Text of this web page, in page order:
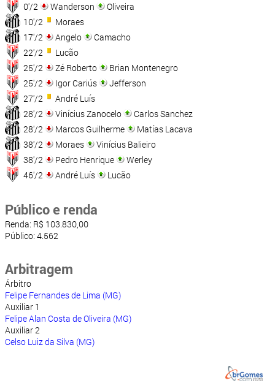
0'/2
Wanderson
Oliveira
10'/2
Moraes
17'/2
Angelo
Camacho
22'/2
Lucão
25'/2
Zé Roberto
Brian Montenegro
25'/2
Igor Cariús
Jefferson
27'/2
André Luís
28'/2
Vinícius Zanocelo
Carlos Sanchez
28'/2
Marcos Guilherme
Matías Lacava
38'/2
Moraes
Vinícius Balieiro
38'/2
Pedro Henrique
Werley
46'/2
André Luís Lucão
Público e renda
Renda: R$ 103.830,00
Público: 4.562
Arbitragem
Árbitro
Felipe Fernandes de Lima (MG)
Auxiliar 1
Felipe Alan Costa de Oliveira (MG)
Auxiliar 2
Celso Luiz da Silva (MG)